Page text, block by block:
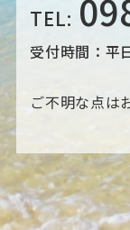
TEL:
受付時間：平
ご不明な点は